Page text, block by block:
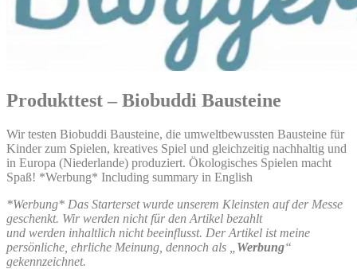
Produkttest – Biobuddi Bausteine
Wir testen Biobuddi Bausteine, die umweltbewussten Bausteine für
Kinder zum Spielen, kreatives Spiel und gleichzeitig nachhaltig und
in Europa (Niederlande) produziert. Ökologisches Spielen macht
Spaß! *Werbung* Including summary in English
*Werbung* Das Starterset wurde unserem Kleinsten auf der Messe
geschenkt. Wir werden nicht für den Artikel bezahlt
und werden inhaltlich nicht beeinflusst. Der Artikel ist meine
persönliche, ehrliche Meinung, dennoch als „ Werbung“
gekennzeichnet.